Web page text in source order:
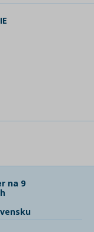
na 9